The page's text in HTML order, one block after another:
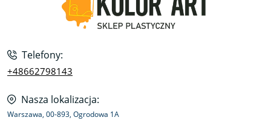
Telefony:
+48662798143
Nasza lokalizacja:
Warszawa, 00-893, Ogrodowa 1A